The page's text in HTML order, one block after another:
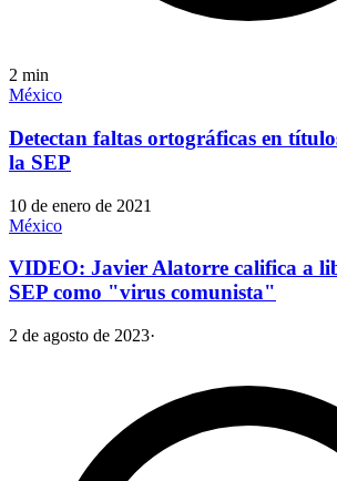
2 min
México
Detectan faltas ortográficas en
la SEP
10 de enero de 2021
México
VIDEO: Javier Alatorre califica a
SEP como "virus comunista"
2 de agosto de 2023·